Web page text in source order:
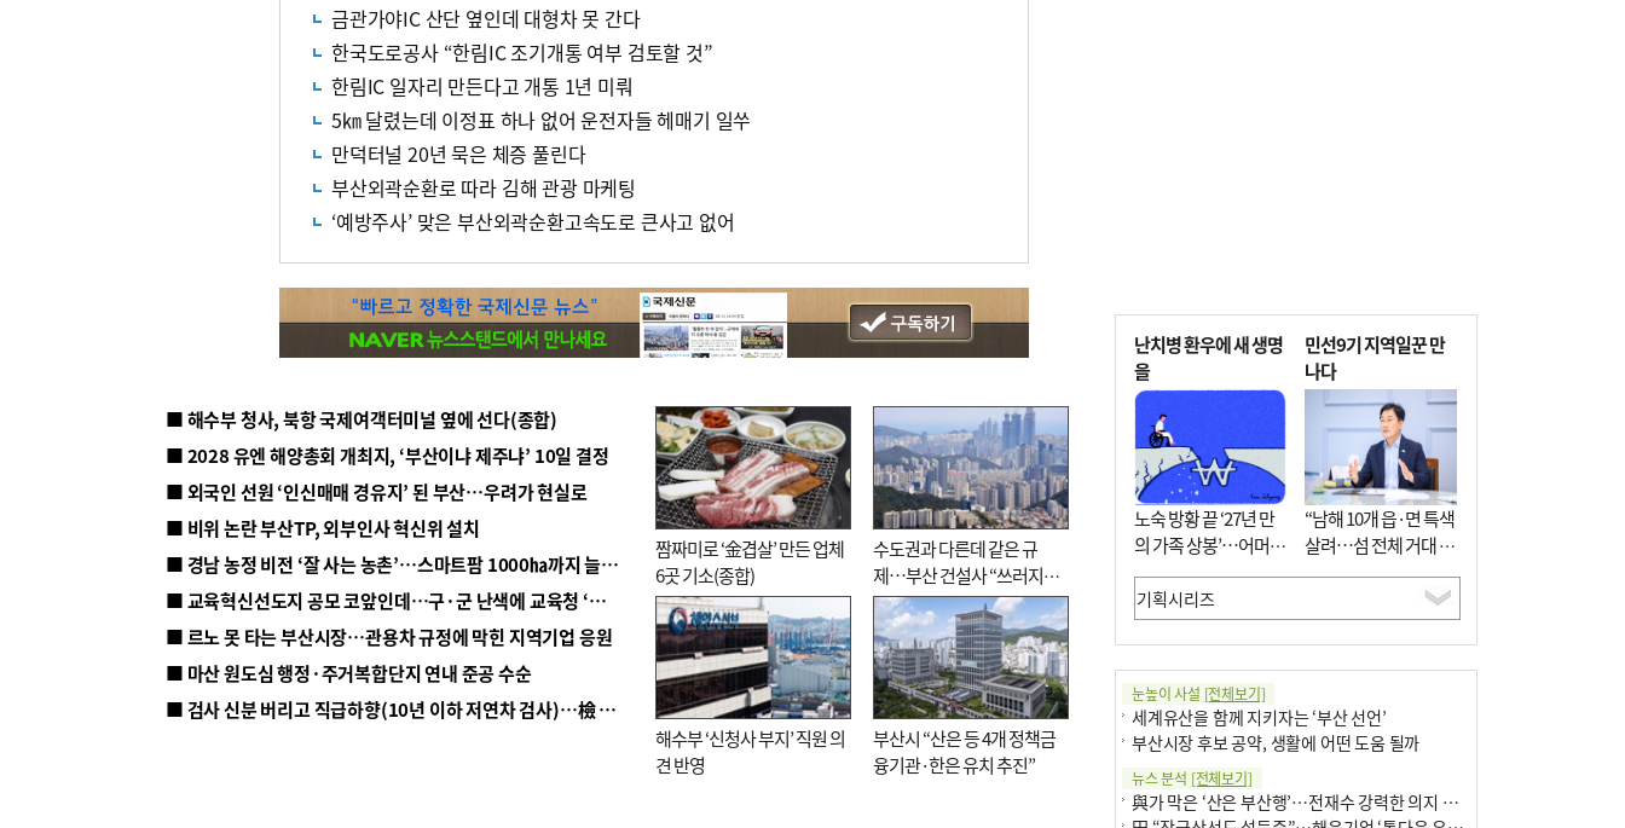
금관가야IC 산단 옆인데 대형차 못 간다
한국도로공사 “한림IC 조기개통 여부 검토할 것”
한림IC 일자리 만든다고 개통 1년 미뤄
5㎞ 달렸는데 이정표 하나 없어 운전자들 헤매기 일쑤
만덕터널 20년 묵은 체증 풀린다
부산외곽순환로 따라 김해 관광 마케팅
‘예방주사’ 맞은 부산외곽순환고속도로 큰사고 없어
■ 해수부 청사, 북항 국제여객터미널 옆에 선다(종합)
■ 2028 유엔 해양총회 개최지, ‘부산이냐 제주냐’ 10일 결정
■ 외국인 선원 ‘인신매매 경유지’ 된 부산…우려가 현실로
■ 비위 논란 부산TP, 외부인사 혁신위 설치
■ 경남 농정 비전 ‘잘 사는 농촌’…스마트팜 1000㏊까지 늘린다
■ 교육혁신선도지 공모 코앞인데…구·군 난색에 교육청 ‘쩔쩔’
■ 르노 못 타는 부산시장…관용차 규정에 막힌 지역기업 응원
■ 마산 원도심 행정·주거복합단지 연내 준공 수순
■ 검사 신분 버리고 직급하향(10년 이하 저연차 검사)…檢 중수청행 기피
짬짜미로 ‘金겹살’ 만든 업체
6곳 기소(종합)
수도권과 다른데 같은 규
제…부산 건설사 “쓰러지기
직전”
해수부 ‘신청사 부지’ 직원 의
견 반영
부산시 “산은 등 4개 정책금
융기관·한은 유치 추진”
난치병 환우에 새 생명
을
노숙 방황 끝 ‘27년 만
의 가족 상봉’…어머니
와 행복 꿈꿔
민선9기 지역일꾼 만
나다
“남해 10개 읍·면 특색
살려…섬 전체 거대 정
원으로 조성”
눈높이 사설 [전체보기]
세계유산을 함께 지키자는 ‘부산 선언’
부산시장 후보 공약, 생활에 어떤 도움 될까
뉴스 분석 [전체보기]
與가 막은 ‘산은 부산행’…전재수 강력한 의지 표명 없인 공염불